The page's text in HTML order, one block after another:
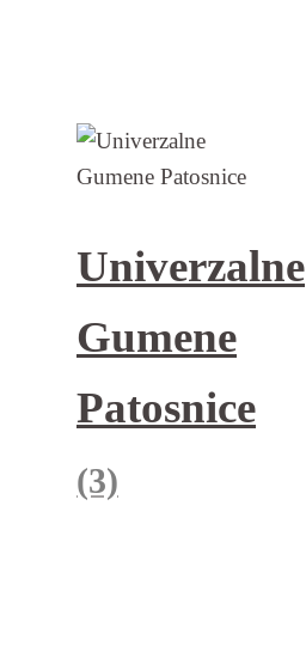
Univerzalne
Gumene
Patosnice
(3)